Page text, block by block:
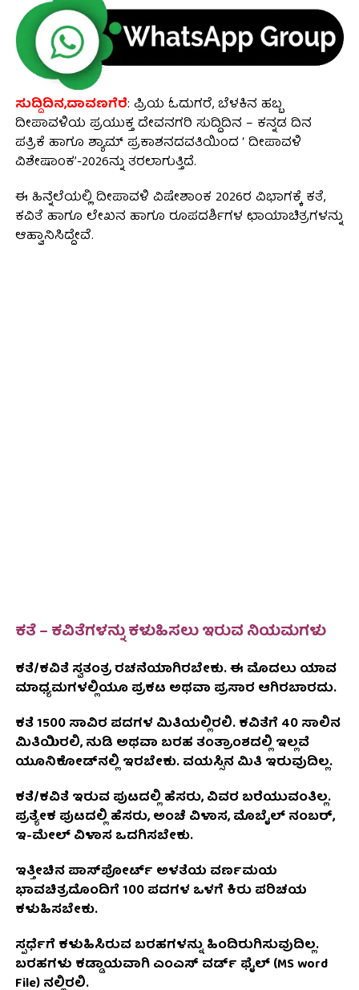
ಸುದ್ದಿದಿನ,ದಾವಣಗೆರೆ: ಪ್ರಿಯ ಓದುಗರೆ, ಬೆಳಕಿನ ಹಬ್ಬ
ದೀಪಾವಳಿಯ ಪ್ರಯುಕ್ತ ದೇವನಗರಿ ಸುದ್ದಿದಿನ – ಕನ್ನಡ ದಿನ
ಪತ್ರಿಕೆ ಹಾಗೂ ಶ್ಯಾಮ್ ಪ್ರಕಾಶನದವತಿಯಿಂದ ‘ ದೀಪಾವಳಿ
ವಿಶೇಷಾಂಕ’-2026ನ್ನು ತರಲಾಗುತ್ತಿದೆ.
ಈ‌ ಹಿನ್ನೆಲೆಯಲ್ಲಿ ದೀಪಾವಳಿ ವಿಷೇಶಾಂಕ 2026ರ ವಿಭಾಗಕ್ಕೆ ಕತೆ,
ಕವಿತೆ ಹಾಗೂ ಲೇಖನ ಹಾಗೂ ರೂಪದರ್ಶಿಗಳ ಛಾಯಾಚಿತ್ರಗಳನ್ನು
ಆಹ್ವಾನಿಸಿದ್ದೇವೆ.
ಕತೆ – ಕವಿತೆಗಳನ್ನು ಕಳುಹಿಸಲು ಇರುವ ನಿಯಮಗಳು
ಕತೆ/ಕವಿತೆ ಸ್ವತಂತ್ರ ರಚನೆಯಾಗಿರಬೇಕು. ಈ ಮೊದಲು ಯಾವ
ಮಾಧ್ಯಮಗಳಲ್ಲಿಯೂ ಪ್ರಕಟ ಅಥವಾ ಪ್ರಸಾರ ಆಗಿರಬಾರದು.
ಕತೆ 1500 ಸಾವಿರ ಪದಗಳ ಮಿತಿಯಲ್ಲಿರಲಿ. ಕವಿತೆಗೆ 40 ಸಾಲಿನ
ಮಿತಿಯಿರಲಿ, ನುಡಿ ಅಥವಾ ಬರಹ ತಂತ್ರಾಂಶದಲ್ಲಿ ಇಲ್ಲವೆ
ಯೂನಿಕೋಡ್‌ನಲ್ಲಿ ಇರಬೇಕು. ವಯಸ್ಸಿನ ಮಿತಿ ಇರುವುದಿಲ್ಲ.
ಕತೆ/ಕವಿತೆ ಇರುವ ಪುಟದಲ್ಲಿ ಹೆಸರು, ವಿವರ ಬರೆಯುವಂತಿಲ್ಲ.
ಪ್ರತ್ಯೇಕ ಪುಟದಲ್ಲಿ ಹೆಸರು, ಅಂಚೆ ವಿಳಾಸ, ಮೊಬೈಲ್ ನಂಬರ್,
ಇ-ಮೇಲ್ ವಿಳಾಸ ಒದಗಿಸಬೇಕು.
ಇತ್ತೀಚಿನ ಪಾಸ್‌ಪೋರ್ಟ್ ಅಳತೆಯ ವರ್ಣಮಯ
ಭಾವಚಿತ್ರದೊಂದಿಗೆ 100 ಪದಗಳ ಒಳಗೆ ಕಿರು ಪರಿಚಯ
ಕಳುಹಿಸಬೇಕು.
ಸ್ಪರ್ಧೆಗೆ ಕಳುಹಿಸಿರುವ ಬರಹಗಳನ್ನು ಹಿಂದಿರುಗಿಸುವುದಿಲ್ಲ.
ಬರಹಗಳು ಕಡ್ಡಾಯವಾಗಿ ಎಂಎಸ್ ವರ್ಡ್ ಫೈಲ್ (MS word
File) ನಲ್ಲಿರಲಿ.